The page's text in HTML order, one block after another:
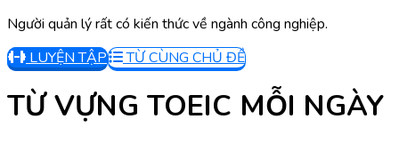
Người quản lý rất có kiến thức về ngành công nghiệp.
LUYỆN TẬP
TỪ CÙNG CHỦ ĐỀ
TỪ VỰNG TOEIC MỖI NGÀY